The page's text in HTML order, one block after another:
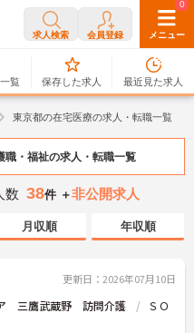
求人検索 会員登録 メニュー
覧
0
保存した求人
0
最近見た求人
東京都の在宅医療の求人・転職一覧
職・福祉の求人・転職一覧
数 38件 ＋非公開求人
月収順 年収順
更新日：2026年07月10日
ア 三鷹武蔵野 訪問介護
ＳＯ